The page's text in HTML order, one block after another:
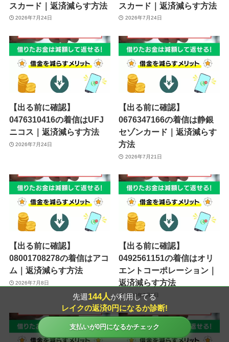
スカード｜返済減らす方法
2026年7月24日
スカード｜返済減らす方法
2026年7月24日
【出る前に確認】
0476310416の着信はUFJ
ニコス｜返済減らす方法
2026年7月24日
【出る前に確認】
0676347166の着信は静銀
セゾンカード｜返済減らす
方法
2026年7月21日
【出る前に確認】
08001708278の着信はアコ
ム｜返済減らす方法
2026年7月8日
【出る前に確認】
0492561151の着信はオリ
エントコーポレーション｜
返済減らす方法
2026年7月7日
先週 144人が利用してる
レイクの返済0円になるか診断!
支払いが0円になるかチェック